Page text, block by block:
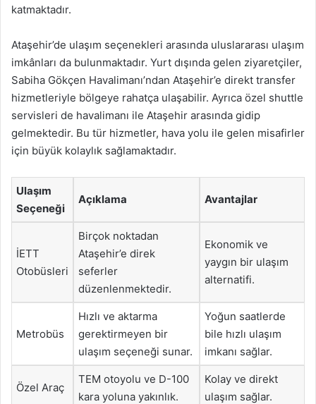
katmaktadır.
Ataşehir’de ulaşım seçenekleri arasında uluslararası ulaşım
imkânları da bulunmaktadır. Yurt dışında gelen ziyaretçiler,
Sabiha Gökçen Havalimanı’ndan Ataşehir’e direkt transfer
hizmetleriyle bölgeye rahatça ulaşabilir. Ayrıca özel shuttle
servisleri de havalimanı ile Ataşehir arasında gidip
gelmektedir. Bu tür hizmetler, hava yolu ile gelen misafirler
için büyük kolaylık sağlamaktadır.
Ulaşım
Seçeneği
Açıklama Avantajlar
İETT
Otobüsleri
Birçok noktadan
Ataşehir’e direk
seferler
düzenlenmektedir.
Ekonomik ve
yaygın bir ulaşım
alternatifi.
Metrobüs
Hızlı ve aktarma
gerektirmeyen bir
ulaşım seçeneği sunar.
Yoğun saatlerde
bile hızlı ulaşım
imkanı sağlar.
Özel Araç
TEM otoyolu ve D-100
kara yoluna yakınlık.
Kolay ve direkt
ulaşım sağlar.